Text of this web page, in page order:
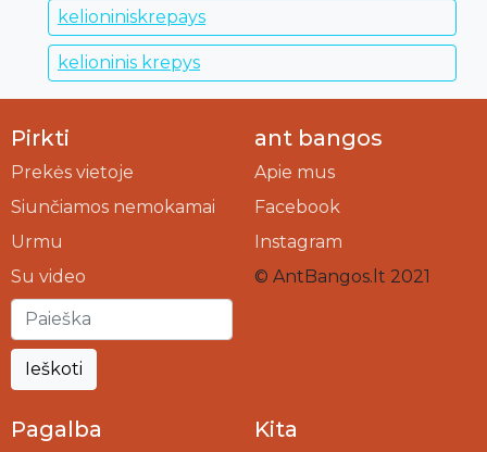
kelioniniskrepays
kelioninis krepys
Pirkti
Prekės vietoje
Siunčiamos nemokamai
Urmu
Su video
Ieškoti
ant bangos
Apie mus
Facebook
Instagram
© AntBangos.lt 2021
Pagalba Kita